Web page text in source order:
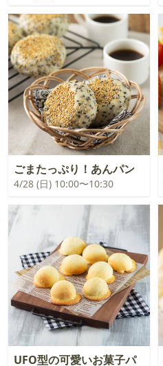
ごまたっぷり！あんパン
4/28 (日) 10:00〜10:30
UFO型の可愛いお菓子パ